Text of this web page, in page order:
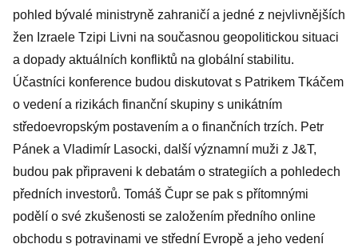
pohled bývalé ministryně zahraničí a jedné z nejvlivnějších
žen Izraele Tzipi Livni na současnou geopolitickou situaci
a dopady aktuálních konfliktů na globální stabilitu.
Účastníci konference budou diskutovat s Patrikem Tkáčem
o vedení a rizikách finanční skupiny s unikátním
středoevropským postavením a o finančních trzích. Petr
Pánek a Vladimír Lasocki, další významní muži z J&T,
budou pak připraveni k debatám o strategiích a pohledech
předních investorů. Tomáš Čupr se pak s přítomnými
podělí o své zkušenosti se založením předního online
obchodu s potravinami ve střední Evropě a jeho vedení